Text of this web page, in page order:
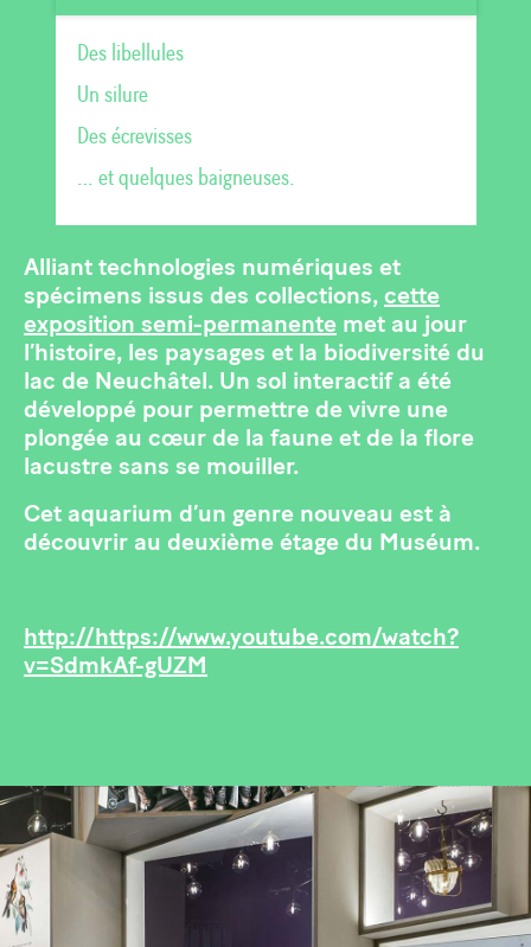
Des libellules
Un silure
Des écrevisses
… et quelques baigneuses.
Alliant technologies numériques et
spécimens issus des collections, cette
exposition semi-permanente met au jour
l’histoire, les paysages et la biodiversité du
lac de Neuchâtel. Un sol interactif a été
développé pour permettre de vivre une
plongée au cœur de la faune et de la flore
lacustre sans se mouiller.
Cet aquarium d’un genre nouveau est à
découvrir au deuxième étage du Muséum.
http://https://www.youtube.com/watch?
v=SdmkAf-gUZM